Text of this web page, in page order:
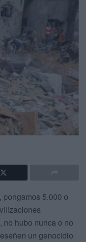
5.000 o
no hubo nunca o no
un genocidio